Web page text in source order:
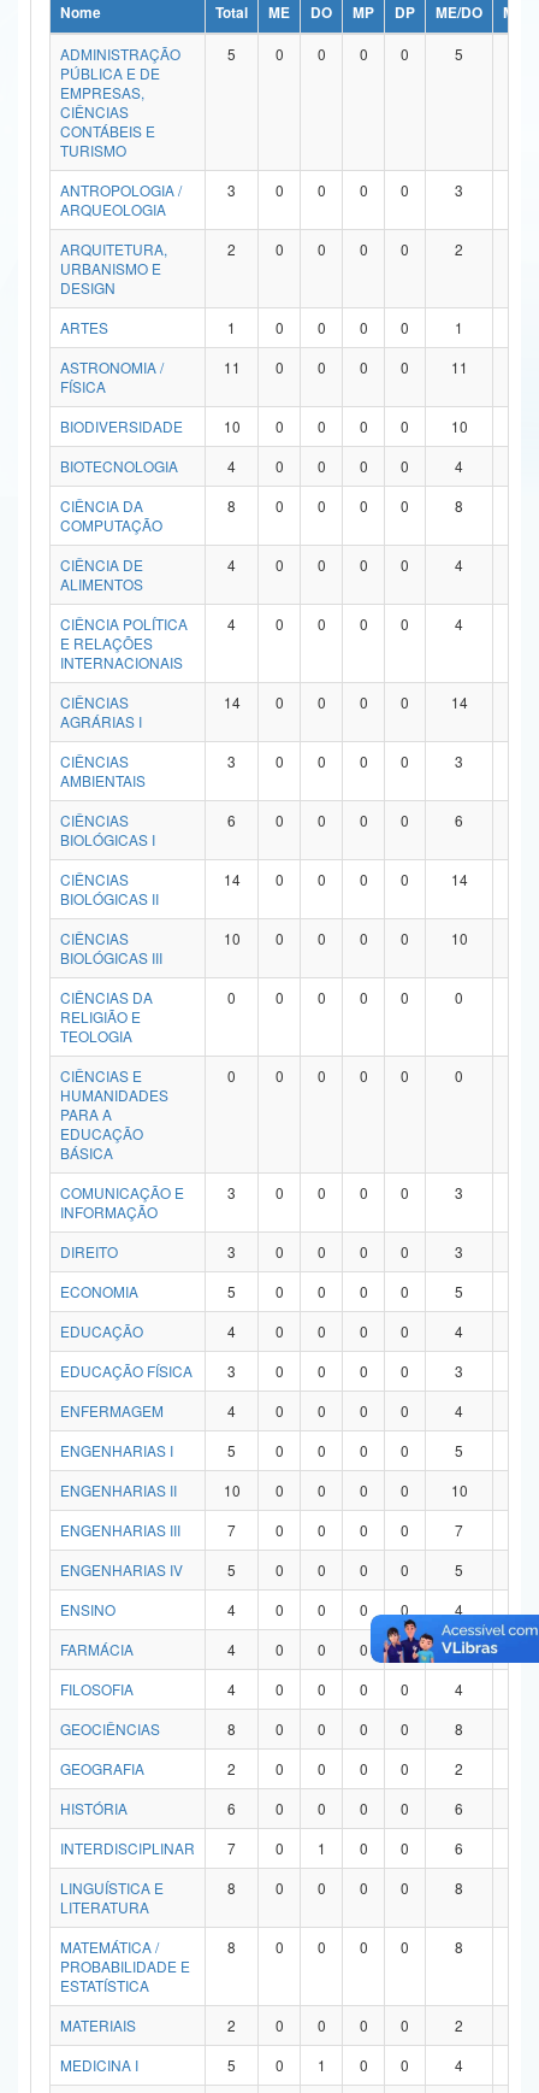
Ministério da Ciência, Tecnologia, Inovações e Comunicações
Ministério do Meio Ambiente
Ministério do Turismo
Ministério do Desenvolvimento Regional
Controladoria-Geral da União
Ministério da Mulher, da Família e dos Direitos Humanos
Secretaria de Governo
Advocacia-Geral da União
Banco Central do Brasil
Nome Total ME DO MP DP ME/DO
MP/
ADMINISTRAÇÃO
PÚBLICA E DE
EMPRESAS,
CIÊNCIAS
CONTÁBEIS E
TURISMO
5 0 0 0 0 5
ANTROPOLOGIA /
ARQUEOLOGIA
3 0 0 0 0 3
ARQUITETURA,
URBANISMO E
DESIGN
2 0 0 0 0 2
ARTES 1 0 0 0 0 1
ASTRONOMIA /
FÍSICA
11 0 0 0 0 11
BIODIVERSIDADE 10 0 0 0 0 10
BIOTECNOLOGIA
4 0 0 0 0 4
CIÊNCIA DA
COMPUTAÇÃO
8 0 0 0 0 8
CIÊNCIA DE
ALIMENTOS
4 0 0 0 0 4
CIÊNCIA POLÍTICA
E RELAÇÕES
INTERNACIONAIS
4 0 0 0 0 4
CIÊNCIAS
AGRÁRIAS I
14 0 0 0 0 14
CIÊNCIAS
AMBIENTAIS
3 0 0 0 0 3
CIÊNCIAS
BIOLÓGICAS I
6 0 0 0 0 6
CIÊNCIAS
BIOLÓGICAS II
14 0 0 0 0 14
CIÊNCIAS
BIOLÓGICAS III
10 0 0 0 0 10
CIÊNCIAS DA
RELIGIÃO E
TEOLOGIA
0 0 0 0 0 0
CIÊNCIAS E
HUMANIDADES
PARA A
EDUCAÇÃO
BÁSICA
0 0 0 0 0 0
COMUNICAÇÃO E
INFORMAÇÃO
3 0 0 0 0 3
DIREITO 3 0 0 0 0 3
ECONOMIA
5 0 0 0 0 5
EDUCAÇÃO
4 0 0 0 0 4
EDUCAÇÃO FÍSICA
3 0 0 0 0 3
ENFERMAGEM
4 0 0 0 0 4
ENGENHARIAS I
5 0 0 0 0 5
ENGENHARIAS II
10 0 0 0 0 10
ENGENHARIAS III
7 0 0 0 0 7
ENGENHARIAS IV
5 0 0 0 0 5
ENSINO
4 0 0 0 0 4
FARMÁCIA
4 0 0 0 0 4
FILOSOFIA
4 0 0 0 0 4
GEOCIÊNCIAS
8 0 0 0 0 8
GEOGRAFIA
2 0 0 0 0 2
HISTÓRIA
6 0 0 0 0 6
INTERDISCIPLINAR
7 0 1 0 0 6
LINGUÍSTICA E
LITERATURA
8 0 0 0 0 8
MATEMÁTICA /
PROBABILIDADE E
ESTATÍSTICA
8 0 0 0 0 8
MATERIAIS 2 0 0 0 0 2
MEDICINA I
5 0 1 0 0 4